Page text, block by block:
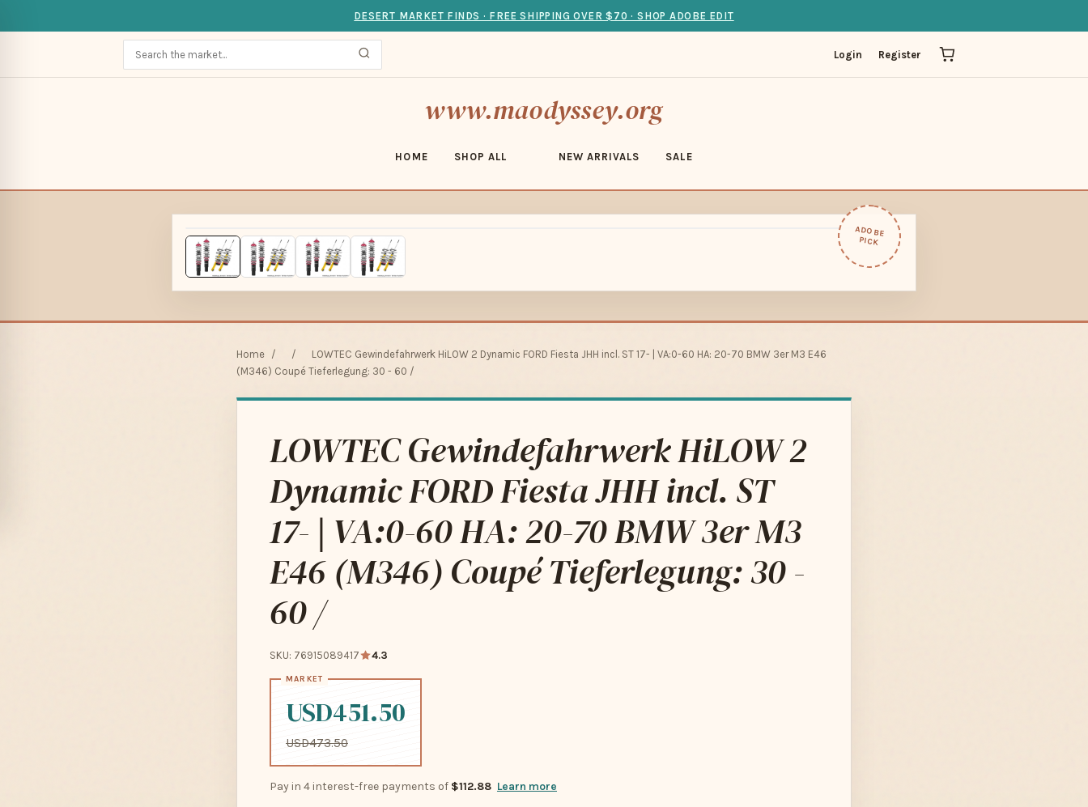
DESERT MARKET FINDS · FREE SHIPPING OVER $70 · SHOP ADOBE EDIT
Login Register
www.maodyssey.org
HOME SHOP ALL NEW ARRIVALS SALE
ADOBE
PICK
Home / /
LOWTEC Gewindefahrwerk HiLOW 2 Dynamic FORD Fiesta JHH incl. ST 17- | VA:0-60 HA: 20-70 BMW 3er M3 E46
(M346) Coupé Tieferlegung: 30 - 60 /
LOWTEC Gewindefahrwerk HiLOW 2
Dynamic FORD Fiesta JHH incl. ST
17- | VA:0-60 HA: 20-70 BMW 3er M3
E46 (M346) Coupé Tieferlegung: 30 -
60 /
SKU: 76915089417 4.3
USD451.50
USD473.50
Pay in 4 interest-free payments of $112.88 Learn more